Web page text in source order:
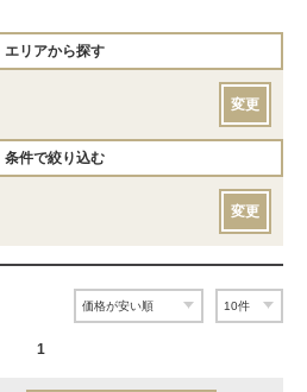
エリアから探す
変更
条件で絞り込む
変更
1